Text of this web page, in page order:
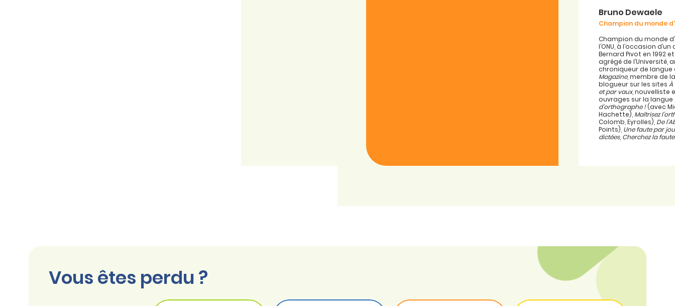
Bruno Dewaele
Champion du monde
Champion du monde
l’ONU, à l’occasion
Bernard Pivot en 1992
agrégé de l’Université,
chroniqueur de
Magazine, membre de
blogueur sur les sites
et par vaux, nouvelliste
ouvrages sur la langue
d’orthographe !(avec
Hachette), Maîtrisez
Colomb, Eyrolles), De
Points), Une faute par
dictées, Cherchez la
Vous êtes perdu ?